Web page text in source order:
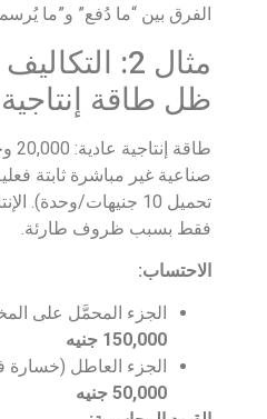
الفرق بين “ما دُفع” و”ما
مثال 2:
ظل طاقة
فقط بسبب ظروف طارئة.
الاحتساب:
الجزء المحمَّل على المخزون =
150,000 جنيه
الجزء العاطل (خسارة فترية) =
50,000 جنيه